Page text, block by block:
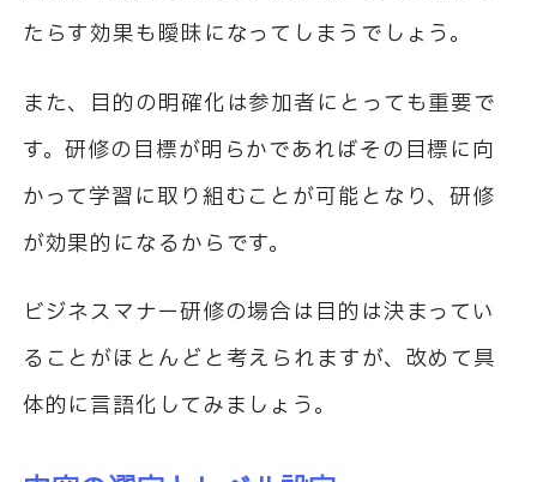
たらす効果も曖昧になってしまうでしょう。
また、目的の明確化は参加者にとっても重要で
す。研修の目標が明らかであればその目標に向
かって学習に取り組むことが可能となり、研修
が効果的になるからです。
ビジネスマナー研修の場合は目的は決まってい
ることがほとんどと考えられますが、改めて具
体的に言語化してみましょう。